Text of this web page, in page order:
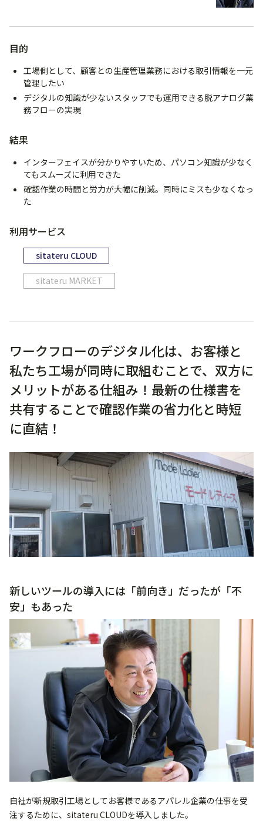
目的
工場側として、顧客との生産管理業務における取引情報を一元
管理したい
デジタルの知識が少ないスタッフでも運用できる脱アナログ業
務フローの実現
結果
インターフェイスが分かりやすいため、パソコン知識が少なく
てもスムーズに利用できた
確認作業の時間と労力が大幅に削減。同時にミスも少なくなっ
た
利用サービス
sitateru CLOUD
sitateru MARKET
ワークフローのデジタル化は、お客様と
私たち工場が同時に取組むことで、双方に
メリットがある仕組み！最新の仕様書を
共有することで確認作業の省力化と時短
に直結！
新しいツールの導入には「前向き」だったが「不
安」もあった
自社が新規取引工場としてお客様であるアパレル企業の仕事を受
注するために、sitateru CLOUDを導入しました。